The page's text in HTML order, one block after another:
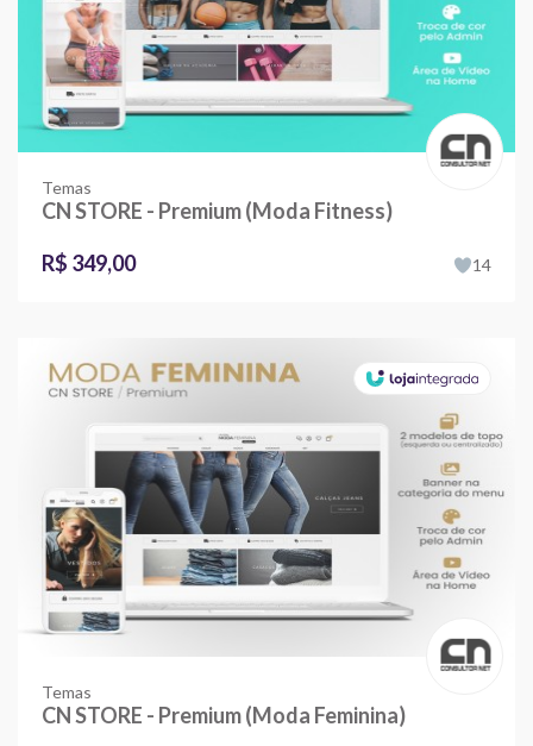
Temas
CN STORE - Premium (Moda Fitness)
R$ 349,00
14
Temas
CN STORE - Premium (Moda Feminina)